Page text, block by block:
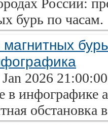
России:
бурь по часам.
магнитных
2026
в инфографике
обстановка